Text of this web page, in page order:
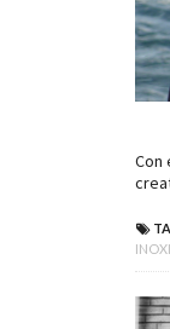
Con